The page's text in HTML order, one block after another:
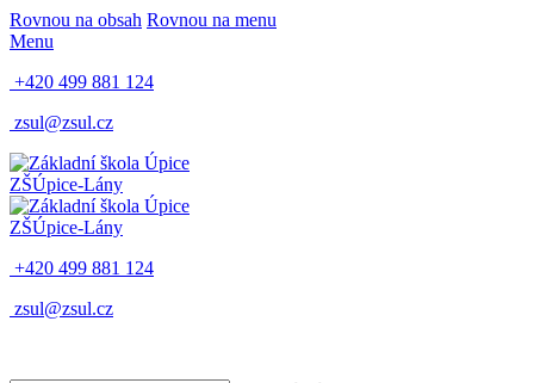
Rovnou na obsah Rovnou na menu
Menu
+420 499 881 124
zsul@zsul.cz
ZŠÚpice-Lány
ZŠÚpice-Lány
+420 499 881 124
zsul@zsul.cz